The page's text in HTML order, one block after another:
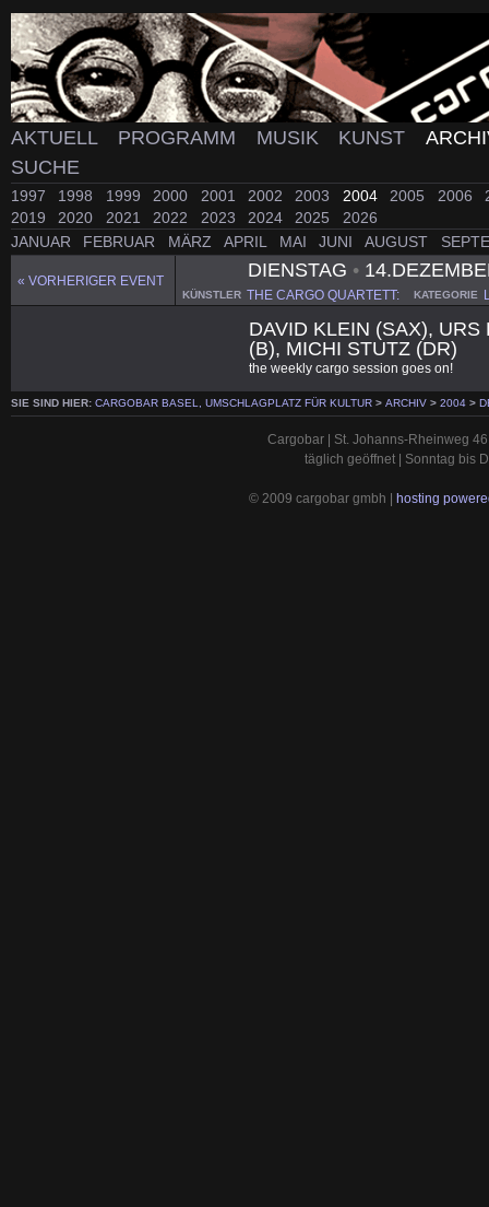
AKTUELL PROGRAMM MUSIK KUNST
SUCHE
1997 1998 1999 2000 2001 2002 2003 2004 2005 2006
2019
2020 2021 2022 2023 2024 2025
2026
JANUAR
FEBRUAR MÄRZ APRIL MAI JUNI AUGUST
« VORHERIGER EVENT
DIENSTAG •
KÜNSTLER THE CARGO QUARTETT: KATEGORIE
DAVID KLEIN (SAX),
(B), MICHI STUTZ (DR)
the weekly cargo session goes on!
SIE SIND HIER: CARGOBAR BASEL, UMSCHLAGPLATZ FÜR KULTUR > ARCHIV > 2004 >
Cargobar | St. Johanns-Rheinweg
täglich geöffnet | Sonntag bis
© 2009 cargobar gmbh | hosting